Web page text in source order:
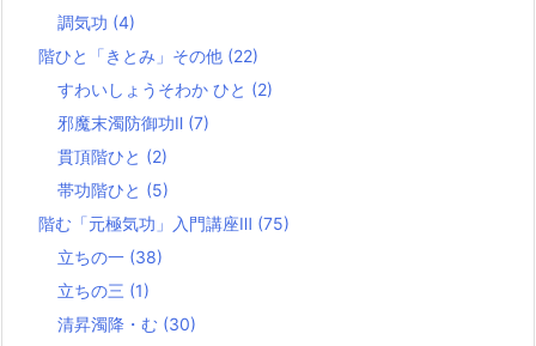
調気功 (4)
階ひと「きとみ」その他 (22)
すわいしょうそわか ひと (2)
邪魔末濁防御功Ⅱ (7)
貫頂階ひと (2)
帯功階ひと (5)
階む「元極気功」入門講座Ⅲ (75)
立ちの一 (38)
立ちの三 (1)
清昇濁降・む (30)